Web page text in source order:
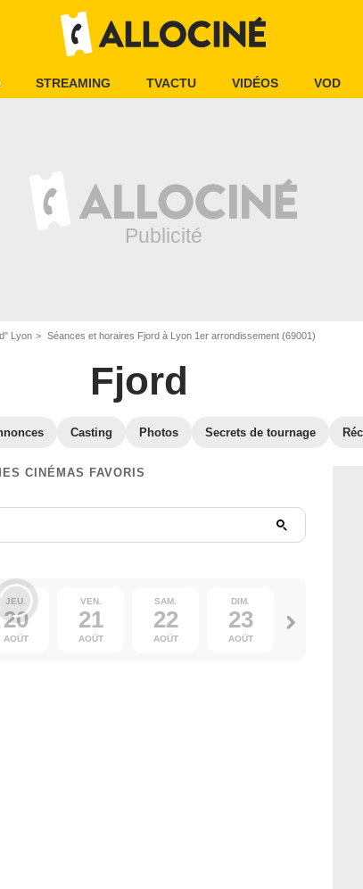
STREAMING TVACTU VIDÉOS VOD
Lyon Séances et horaires Fjord à Lyon 1er arrondissement (69001)
Fjord
Casting Photos Secrets de tournage
CINÉMAS FAVORIS
JEU.
20
AOÛT
VEN.
21
AOÛT
SAM.
22
AOÛT
DIM.
23
AOÛT